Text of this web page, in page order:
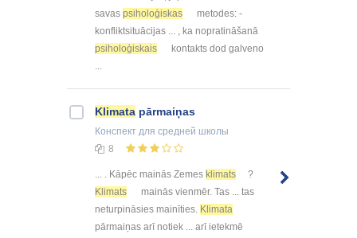
savas psiholoģiskas
metodes: -
konfliktsituācijas ... , ka nopratināšanā
psiholoģiskais
kontakts dod galveno
Klimata pārmaiņas
Конспект для средней школы
8
... . Kāpēc mainās Zemes klimats
?
Klimats
mainās vienmēr. Tas ... tas
neturpināsies mainīties. Klimata
pārmaiņas arī notiek ... arī ietekmē